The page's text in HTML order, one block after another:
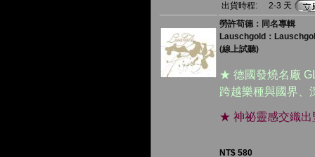
出貨時程:
2-3 天
勞許苟德：同名專輯
Lauschgold：
(線上試聽)
★ 德國發燒名廠
跨越樂種與國界、
★ 神祕靈感交織出
NT$ 580